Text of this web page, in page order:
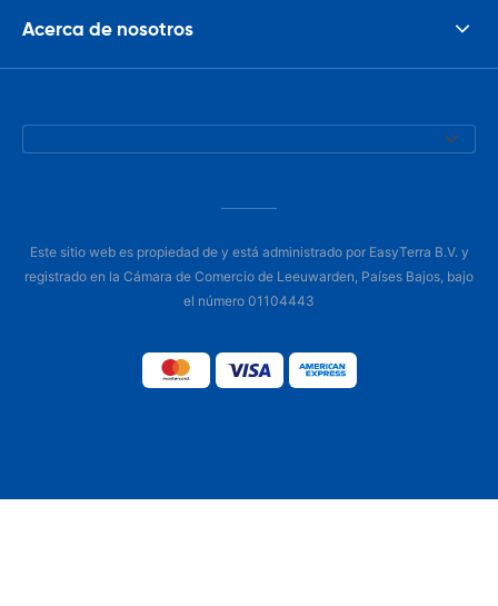
Acerca de nosotros
Este sitio web es propiedad de y está administrado por EasyTerra B.V. y
registrado en la Cámara de Comercio de Leeuwarden, Países Bajos, bajo
el número 01104443